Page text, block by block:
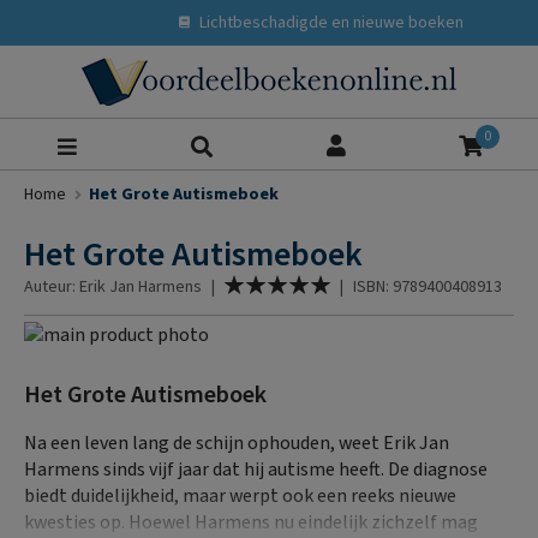
Lichtbeschadigde en nieuwe boeken
0
Home Het Grote Autismeboek
Het Grote Autismeboek
Auteur: Erik Jan Harmens | Waardering:
% of
| ISBN: 9789400408913
Ga
het
van
de
afbeeldingen-
gallerij
naar
begin
van
de
afbeeldingen-
Het Grote Autismeboek
Na een leven lang de schijn ophouden, weet Erik Jan
Harmens sinds vijf jaar dat hij autisme heeft. De diagnose
biedt duidelijkheid, maar werpt ook een reeks nieuwe
kwesties op. Hoewel Harmens nu eindelijk zichzelf mag